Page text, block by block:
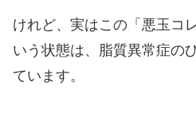
けれど、実はこの「悪玉コ
いう状態は、脂質異常症の
ています。